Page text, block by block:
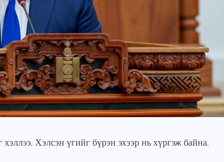
Хэлсэн үгийг бүрэн эхээр нь хүргэж байна.